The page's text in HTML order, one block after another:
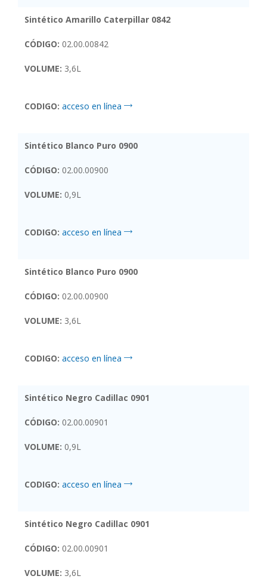
Sintético Amarillo Caterpillar 0842
CÓDIGO: 02.00.00842
VOLUME: 3,6L
CODIGO: acceso en línea
Sintético Blanco Puro 0900
CÓDIGO: 02.00.00900
VOLUME: 0,9L
CODIGO: acceso en línea
Sintético Blanco Puro 0900
CÓDIGO: 02.00.00900
VOLUME: 3,6L
CODIGO: acceso en línea
Sintético Negro Cadillac 0901
CÓDIGO: 02.00.00901
VOLUME: 0,9L
CODIGO: acceso en línea
Sintético Negro Cadillac 0901
CÓDIGO: 02.00.00901
VOLUME: 3,6L